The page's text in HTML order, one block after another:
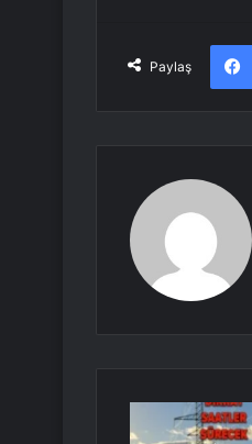
Paylaş